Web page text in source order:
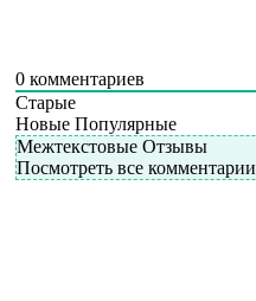
0 комментариев
Старые
Новые Популярные
Межтекстовые Отзывы
Посмотреть все комментарии